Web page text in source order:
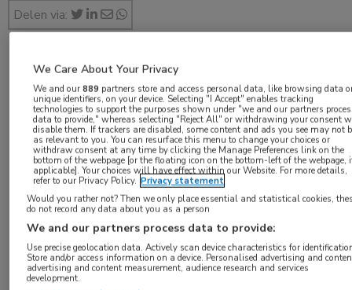
Delen via:
feb 2017
Vakgebieden:
Oncologie
Aandachtsgebieden:
Radiotherapie,Uro-oncologie
Tags:
We Care About Your Privacy
We and our889 partners store and access personal data, like browsing data
unique identifiers, on your device. Selecting "I Accept" enables tracking
technologies to support the purposes shown under "we and our partners
data to provide," whereas selecting "Reject All" or withdrawing your consent
disable them. If trackers are disabled, some content and ads you see may not
as relevant to you. You can resurface this menu to change your choices or
withdraw consent at any time by clicking the Manage Preferences link on the
bottom of the webpage [or the floating icon on the bottom-left of the webpage,
applicable]. Your choices will have effect within our Website. For more details,
refer to our Privacy Policy. Privacy statement
Would you rather not? Then we only place essential and statistical cookies,
do not record any data about you as a person
We and our partners process data to provide:
Use precise geolocation data. Actively scan device characteristics for
Store and/or access information on a device. Personalised advertising and
advertising and content measurement, audience research and services
development.